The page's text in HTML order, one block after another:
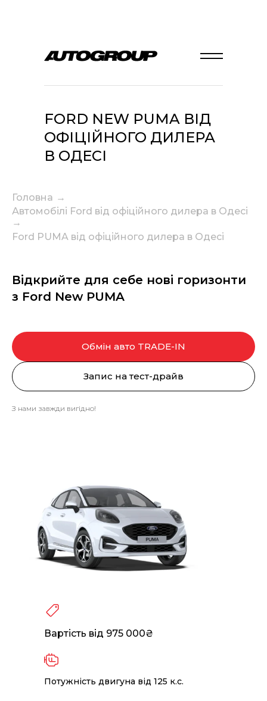
FORD NEW PUMA ВІД
ОФІЦІЙНОГО ДИЛЕРА
В ОДЕСІ
Головна →
Автомобілі Ford від офіційного дилера в Одесі
→
Ford PUMA від офіційного дилера в Одесі
Відкрийте для себе нові горизонти
з Ford New PUMA
Обмін авто TRADE-IN
Запис на тест-драйв
З нами завжди вигідно!
Вартість від 975 000₴
Потужність двигуна від 125 к.с.